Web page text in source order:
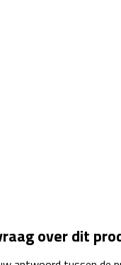
over dit